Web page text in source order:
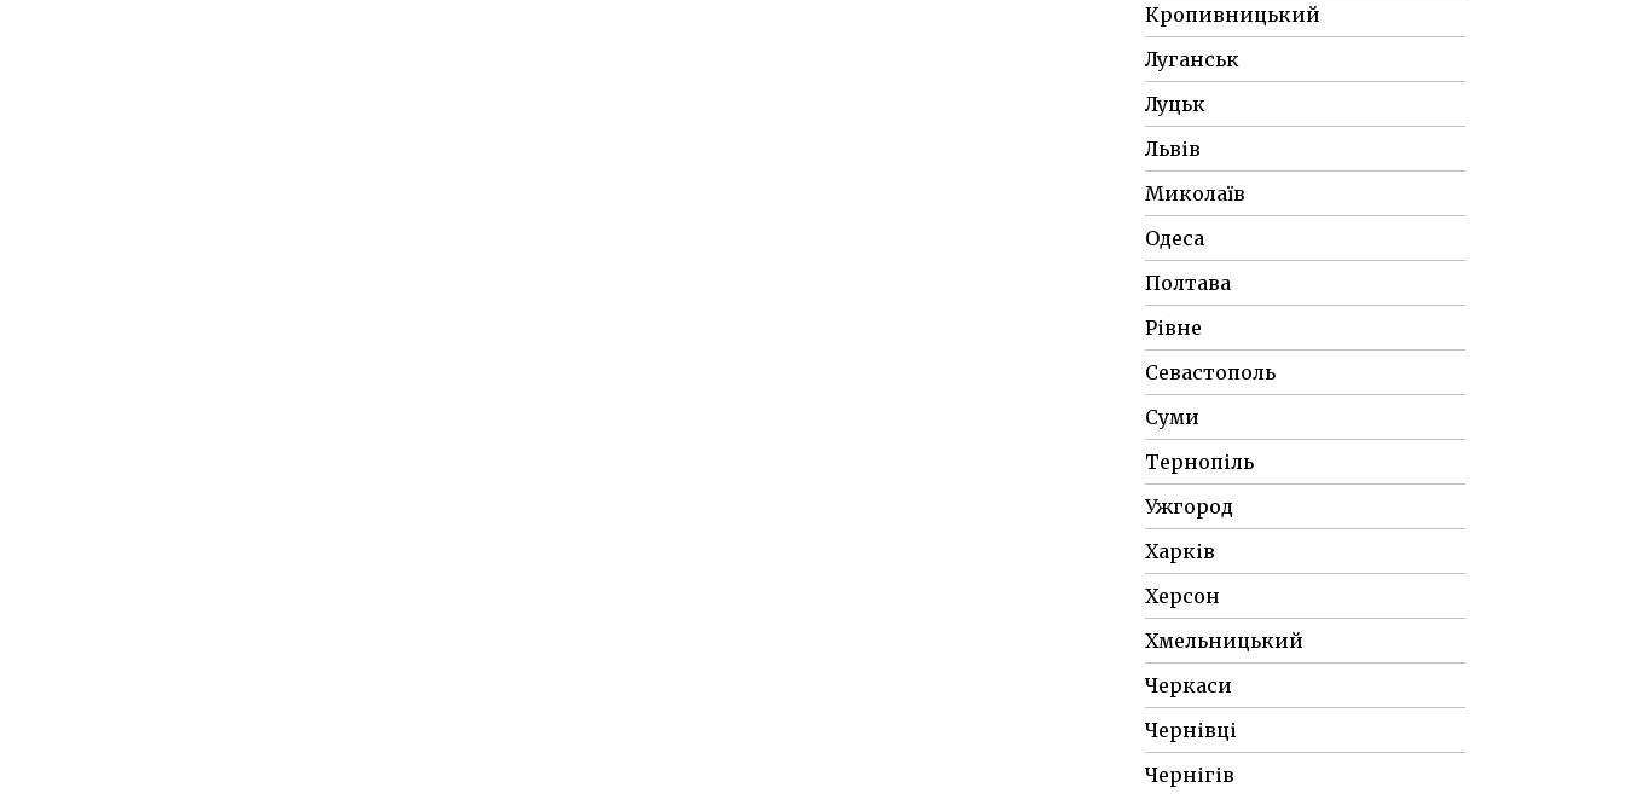
Кропивницький
Луганськ
Луцьк
Львів
Миколаїв
Одеса
Полтава
Рівне
Севастополь
Суми
Тернопіль
Ужгород
Харків
Херсон
Хмельницький
Черкаси
Чернівці
Чернігів